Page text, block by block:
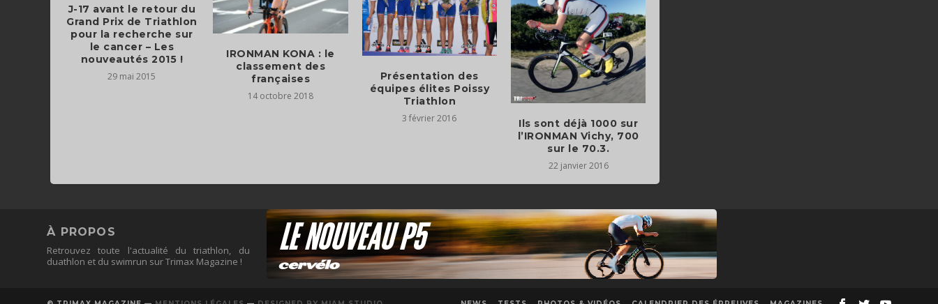
J-17 avant le retour du
Grand Prix de Triathlon
pour la recherche sur
le cancer – Les
nouveautés 2015 !
29 mai 2015
IRONMAN KONA : le
classement des
françaises
14 octobre 2018
Présentation des
équipes élites Poissy
3 février 2016
Ils sont déjà 1000 sur
l’IRONMAN Vichy, 700
22 janvier 2016
À PROPOS
Retrouvez toute l'actualité du triathlon, du
duathlon et du swimrun sur Trimax Magazine !